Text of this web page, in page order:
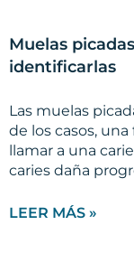
Muelas
identificarlas
Las muelas
de los casos,
llamar a una
caries daña
LEER MÁS »